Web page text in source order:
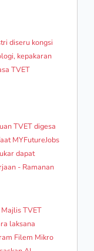
diseru kongsi
kepakaran
TVET
TVET digesa
MYFutureJobs
dapat
- Ramanan
Majlis TVET
laksana
Filem Mikro